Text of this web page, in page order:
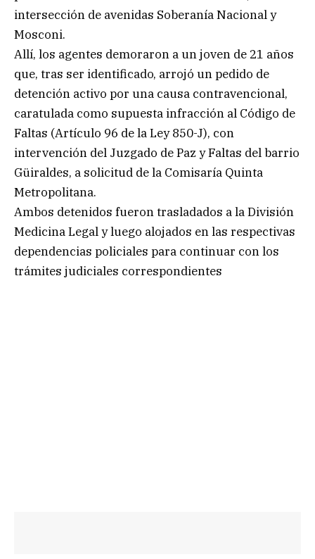
intersección de avenidas Soberanía Nacional y
Mosconi.
Allí, los agentes demoraron a un joven de 21 años
que, tras ser identificado, arrojó un pedido de
detención activo por una causa contravencional,
caratulada como supuesta infracción al Código de
Faltas (Artículo 96 de la Ley 850-J), con
intervención del Juzgado de Paz y Faltas del barrio
Güiraldes, a solicitud de la Comisaría Quinta
Metropolitana.
Ambos detenidos fueron trasladados a la División
Medicina Legal y luego alojados en las respectivas
dependencias policiales para continuar con los
trámites judiciales correspondientes